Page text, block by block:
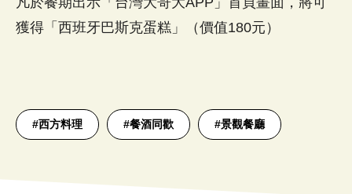
獲得「西班牙巴斯克蛋糕」（價值180元）
#西方料理 #餐酒同歡 #景觀餐廳